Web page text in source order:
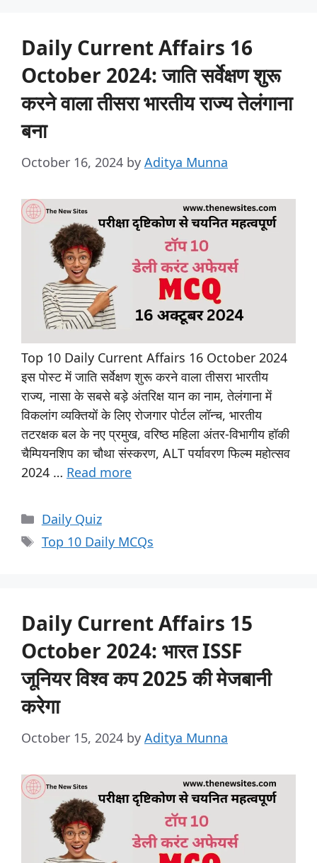
Daily Current Affairs 16
October 2024: जाति सर्वेक्षण शुरू
करने वाला तीसरा भारतीय राज्य तेलंगाना
बना
October 16, 2024 by Aditya Munna
Top 10 Daily Current Affairs 16 October 2024
इस पोस्ट में जाति सर्वेक्षण शुरू करने वाला तीसरा भारतीय
राज्य, नासा के सबसे बड़े अंतरिक्ष यान का नाम, तेलंगाना में
विकलांग व्यक्तियों के लिए रोजगार पोर्टल लॉन्च, भारतीय
तटरक्षक बल के नए प्रमुख, वरिष्ठ महिला अंतर-विभागीय हॉकी
चैम्पियनशिप का चौथा संस्करण, ALT पर्यावरण फिल्म महोत्सव
2024 … Read more
Daily Quiz
Top 10 Daily MCQs
Daily Current Affairs 15
October 2024: भारत ISSF
जूनियर विश्व कप 2025 की मेजबानी
करेगा
October 15, 2024 by Aditya Munna